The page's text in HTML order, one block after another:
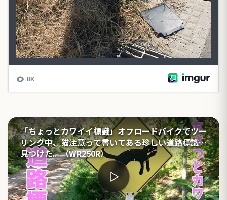
「ちょっとカワイイ標識」オフロードバイクでツー
リング中、猫注意って書いてある珍しい道路標識を
見つけた。（WR250R）